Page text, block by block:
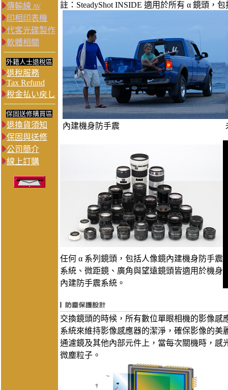
傳輸線 AV
印相印表機
代客光碟製作
軟體相關
外籍人士退稅區
退稅服務
Tax Refund
稅金払い戻し
保固送修購買區
退換貨須知
保固與送修
公司簡介
線上訂購
註：SteadyShot INSIDE 適用於所有 α 鏡頭，
內建機身防手震
任何 α 系列鏡頭，包括人像鏡內建機身防手震
系統、微距鏡、廣角與望遠鏡頭皆適用於機身
內建防手震系統。
交換鏡頭的時候，所有數位單眼相機的影像感
系統來維持影像感應器的潔淨，確保影像的美
通濾鏡及其他內部元件上，當每次關機時，感
微塵粒子。